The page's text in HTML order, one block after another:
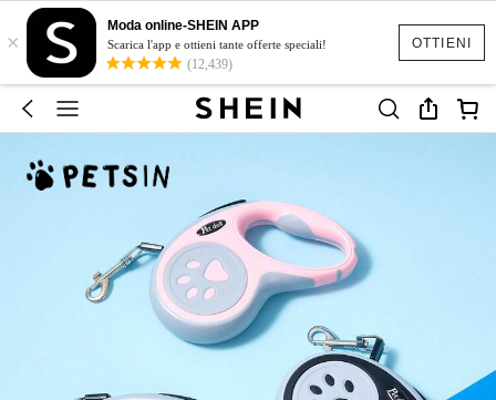
OTTIENI
×
Moda online-SHEIN APP
Scarica l'app e ottieni tante offerte speciali!
(12,439)